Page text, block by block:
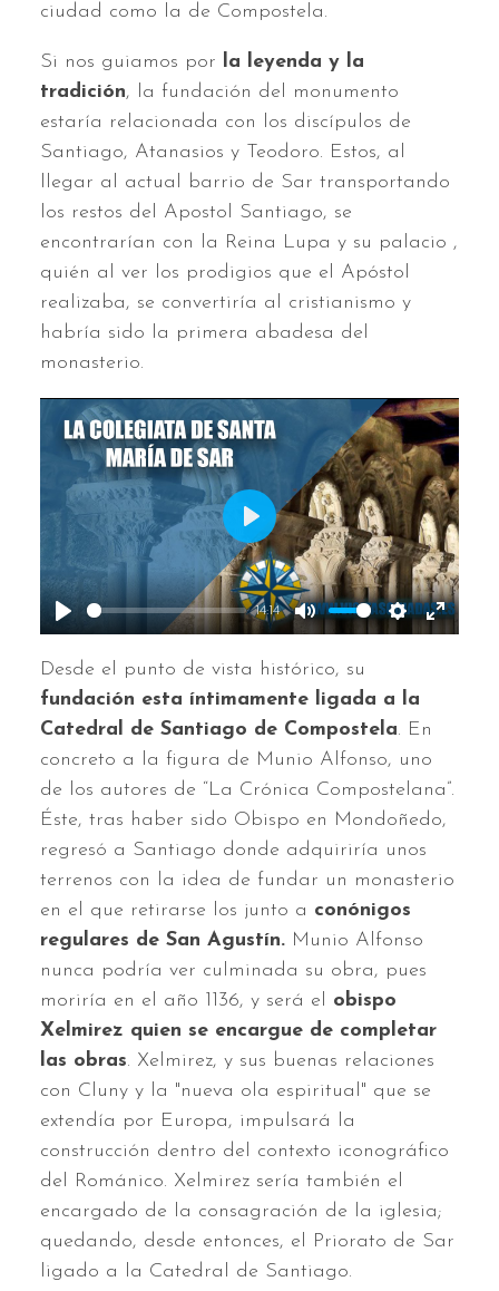
ciudad como la de Compostela.
Si nos guiamos por la leyenda y la
tradición, la fundación del monumento
estaría relacionada con los discípulos de
Santiago, Atanasios y Teodoro. Estos, al
llegar al actual barrio de Sar transportando
los restos del Apostol Santiago, se
encontrarían con la Reina Lupa y su palacio ,
quién al ver los prodigios que el Apóstol
realizaba, se convertiría al cristianismo y
habría sido la primera abadesa del
monasterio.
Play
14:14
Mute Settings
Enter
Play
Desde el punto de vista histórico, su
fundación esta íntimamente ligada a la
Catedral de Santiago de Compostela. En
concreto a la figura de Munio Alfonso, uno
de los autores de “La Crónica Compostelana”.
Éste, tras haber sido Obispo en Mondoñedo,
regresó a Santiago donde adquiriría unos
terrenos con la idea de fundar un monasterio
en el que retirarse los junto a conónigos
regulares de San Agustín. Munio Alfonso
nunca podría ver culminada su obra, pues
moriría en el año 1136, y será el obispo
Xelmirez quien se encargue de completar
las obras. Xelmirez, y sus buenas relaciones
con Cluny y la "nueva ola espiritual" que se
extendía por Europa, impulsará la
construcción dentro del contexto iconográfico
del Románico. Xelmirez sería también el
encargado de la consagración de la iglesia;
quedando, desde entonces, el Priorato de Sar
ligado a la Catedral de Santiago.